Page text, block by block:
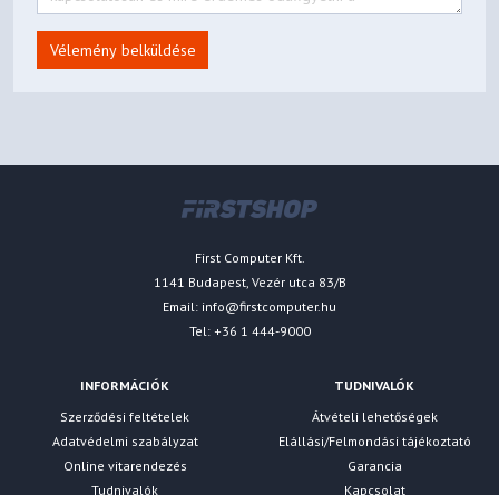
Vélemény belküldése
First Computer Kft.
1141 Budapest, Vezér utca 83/B
Email: info@firstcomputer.hu
Tel: +36 1 444-9000
INFORMÁCIÓK
Szerződési feltételek
Adatvédelmi szabályzat
Online vitarendezés
Tudnivalók
TUDNIVALÓK
Átvételi lehetőségek
Elállási/Felmondási tájékoztató
Garancia
Kapcsolat